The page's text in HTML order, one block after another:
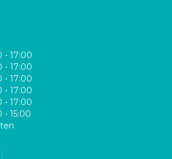
- 17:00
- 17:00
- 17:00
- 17:00
- 17:00
- 15:00